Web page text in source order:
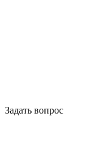
Задать вопрос